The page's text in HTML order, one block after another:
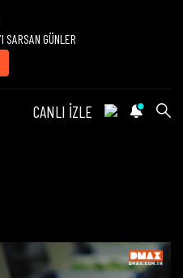
SARSAN GÜNLER
CANLI İZLE